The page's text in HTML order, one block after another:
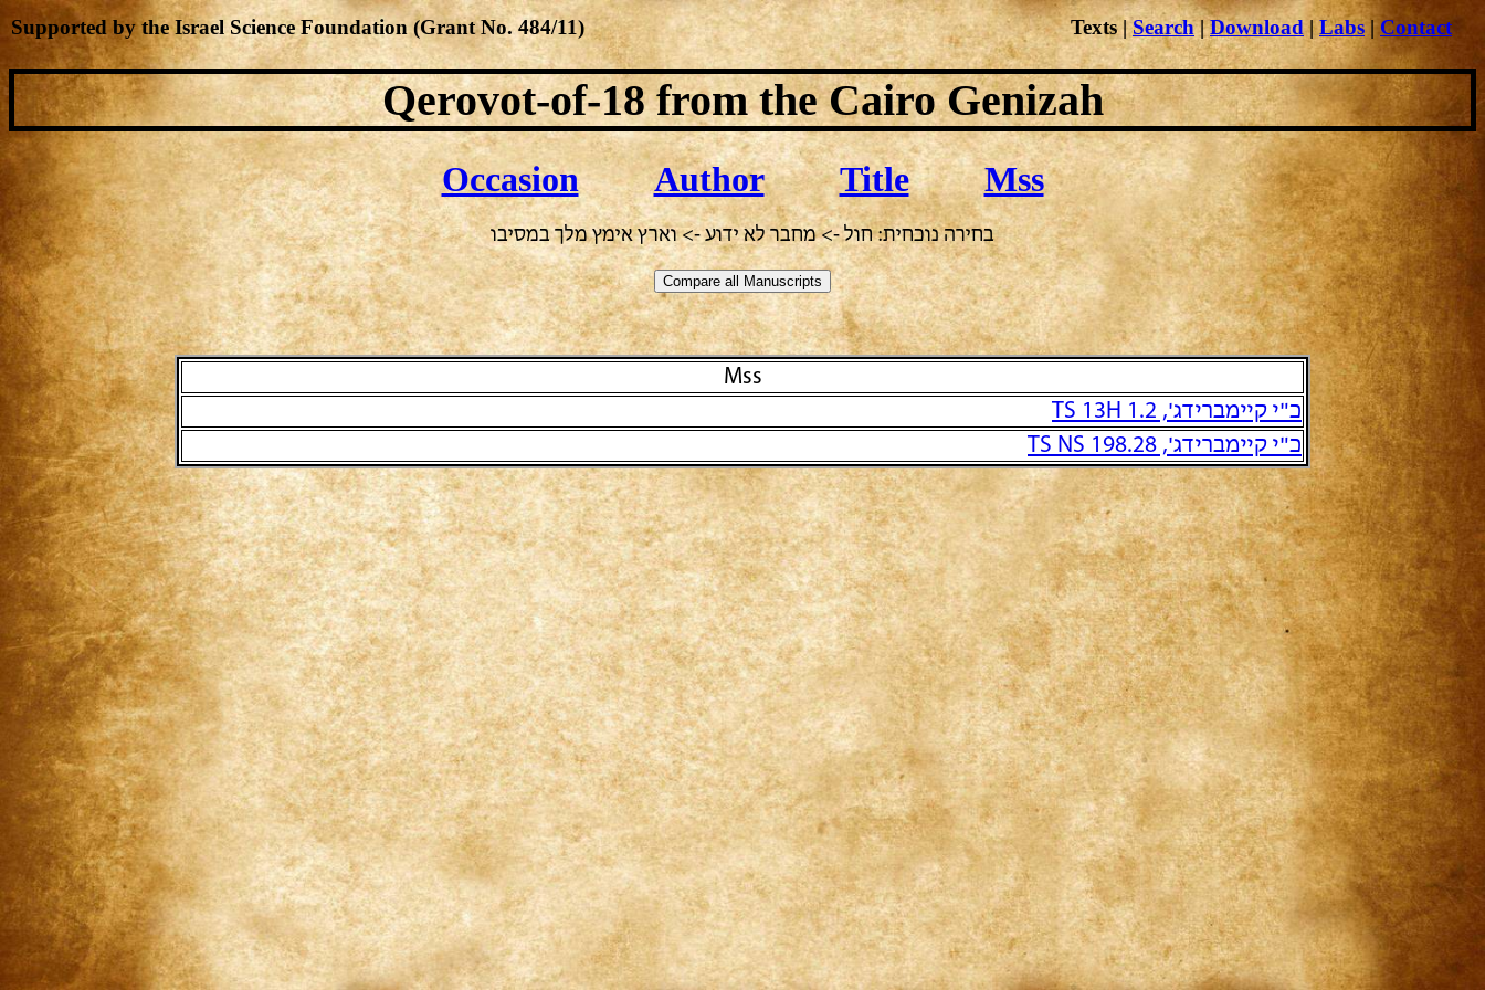
Qerovot-of-18from the Cairo Genizah
Occasion Author Title Mss
בחירה נוכחית: חול -> מחבר לא ידוע -> וארץ אימץ מלך במסיבו
Mss
כ"י קיימברידג', TS 13H 1.2
כ"י קיימברידג', TS NS 198.28
Texts|Search|Download|Labs | Contact
Supported by the Israel Science Foundation (Grant No. 484/11)